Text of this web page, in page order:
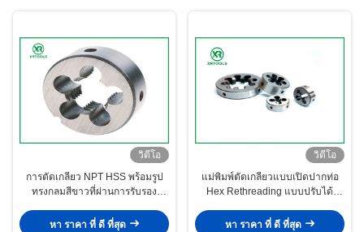
วิดีโอ
การตัดเกลียว NPT HSS พร้อมรูป
ทรงกลมสีขาวที่ผ่านการรับรอง
หา ราคา ที่ ดี ที่สุด
วิดีโอ
แม่พิมพ์ตัดเกลียวแบบเปิดปากท่อ
Hex Rethreading แบบปรับได้
หา ราคา ที่ ดี ที่สุด